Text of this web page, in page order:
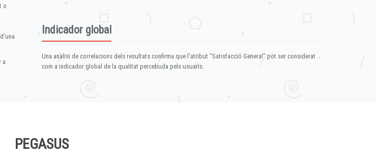
o
a
Indicador global
Una anàlisi de correlacions dels resultats confirma que l'atribut "Satisfacció General" pot ser considerat
com a indicador global de la qualitat percebuda pels usuaris.
PEGASUS